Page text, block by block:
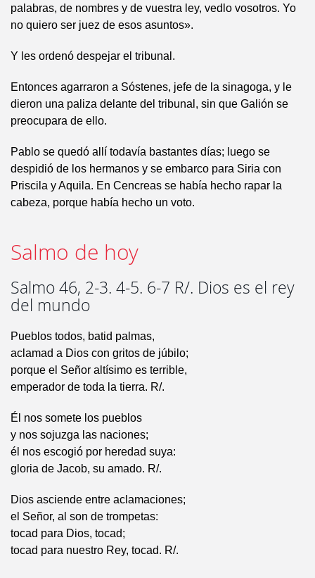
palabras, de nombres y de vuestra ley, vedlo vosotros. Yo
no quiero ser juez de esos asuntos».
Y les ordenó despejar el tribunal.
Entonces agarraron a Sóstenes, jefe de la sinagoga, y le
dieron una paliza delante del tribunal, sin que Galión se
preocupara de ello.
Pablo se quedó allí todavía bastantes días; luego se
despidió de los hermanos y se embarco para Siria con
Priscila y Aquila. En Cencreas se había hecho rapar la
cabeza, porque había hecho un voto.
Salmo de hoy
Salmo 46, 2-3. 4-5. 6-7 R/. Dios es el rey
del mundo
Pueblos todos, batid palmas,
aclamad a Dios con gritos de júbilo;
porque el Señor altísimo es terrible,
emperador de toda la tierra. R/.
Él nos somete los pueblos
y nos sojuzga las naciones;
él nos escogió por heredad suya:
gloria de Jacob, su amado. R/.
Dios asciende entre aclamaciones;
el Señor, al son de trompetas:
tocad para Dios, tocad;
tocad para nuestro Rey, tocad. R/.